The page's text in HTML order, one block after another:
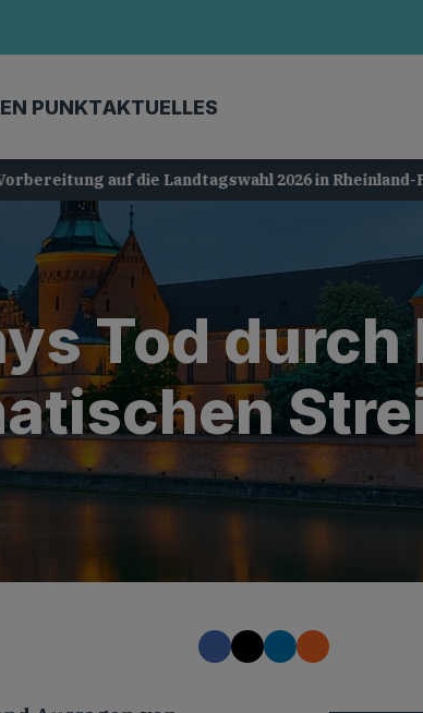
PUNKTAKTUELLES
auf die Landtagswahl 2026 in Rheinland-Pfalz
Tod